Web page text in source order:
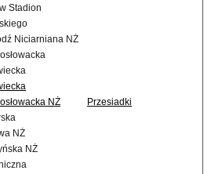
Stadion
Niciarniana NŻ
NŻ
Przesiadki
NŻ
NŻ